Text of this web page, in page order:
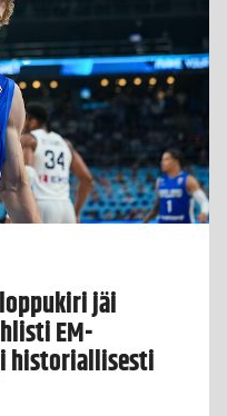
jäi
EM-
historiallisesti